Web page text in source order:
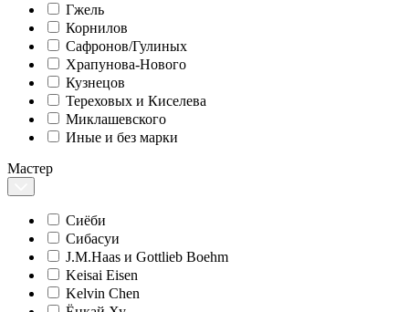
Гжель
Корнилов
Сафронов/Гулиных
Храпунова-Нового
Кузнецов
Тереховых и Киселева
Миклашевского
Иные и без марки
Мастер
Сиёби
Сибасуи
J.M.Haas и Gottlieb Boehm
Keisai Eisen
Kelvin Chen